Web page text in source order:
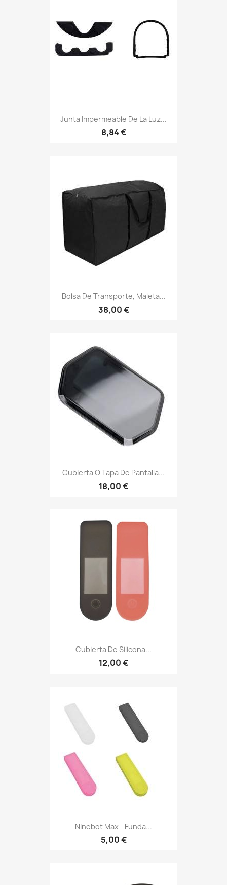
Junta Impermeable De La Luz...
8,84 €
Bolsa De Transporte, Maleta...
38,00 €
Cubierta O Tapa De Pantalla...
18,00 €
Cubierta De Silicona...
12,00 €
Ninebot Max - Funda...
5,00 €